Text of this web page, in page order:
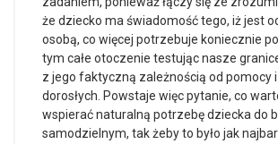
że dziecko ma świadomość tego, iż jest
osobą, co więcej potrzebuje koniecznie
tym całe otoczenie testując nasze
z jego faktyczną zależnością od pomocy
dorosłych. Powstaje więc pytanie, co
wspierać naturalną potrzebę dziecka do
samodzielnym, tak żeby to było jak